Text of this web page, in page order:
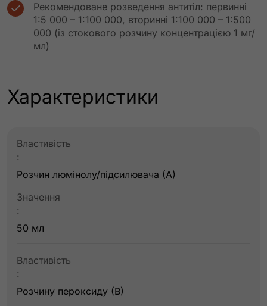
Рекомендоване розведення антитіл: первинні
1:5 000 – 1:100 000, вторинні 1:100 000 – 1:500
000 (із стокового розчину концентрацією 1 мг/
мл)
Характеристики
Властивість
:
Розчин люмінолу/підсилювача (А)
Значення
:
50 мл
Властивість
:
Розчину пероксиду (В)